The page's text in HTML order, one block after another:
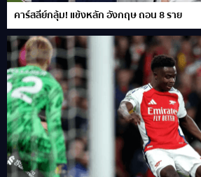
คาร์สลีย์กลุ้ม! แข้งหลัก อังกฤษ ถอน 8 ราย